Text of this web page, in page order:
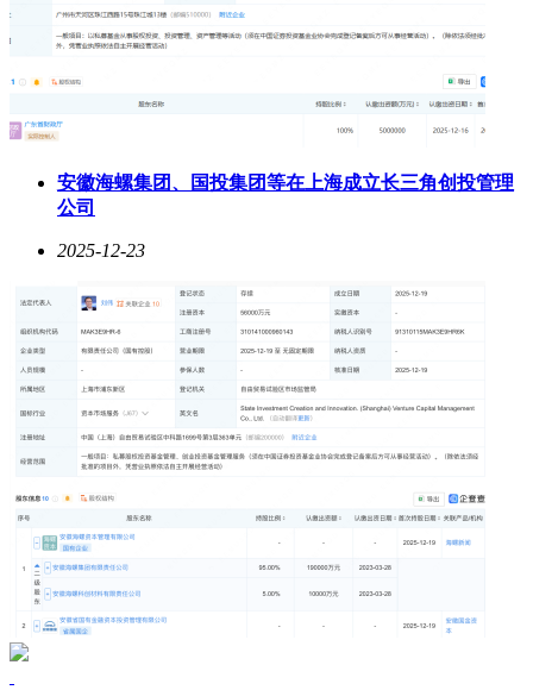
安徽海螺集团、国投集团等在上海成立长三角创投管理
公司
2025-12-23